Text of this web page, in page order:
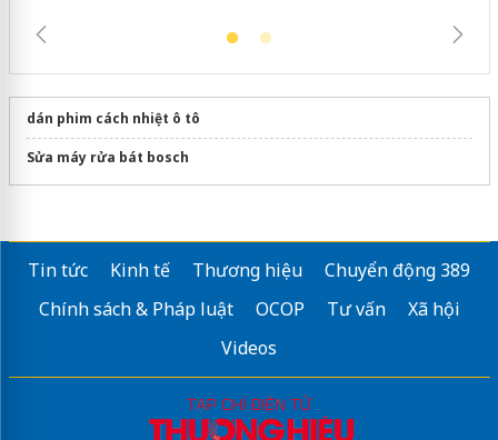
dán phim cách nhiệt ô tô
Sửa máy rửa bát bosch
Tin tức Kinh tế Thương hiệu
Chuyển động 389
Chính sách & Pháp luật
OCOP Tư vấn
Xã hội
Videos